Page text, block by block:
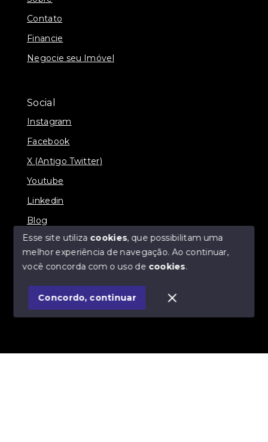
Contato
Financie
Negocie seu Imóvel
Social
Instagram
Facebook
X (Antigo Twitter)
Youtube
Linkedin
Blog
© Copyright 2026 - Imobiliária SÃO VICENTE
SITE PARA IMOBILIARIA
Esse site utiliza cookies, que possibilitam uma
melhor experiência de navegação.Ao continuar,
você concorda com o uso de cookies.
Concordo, continuar